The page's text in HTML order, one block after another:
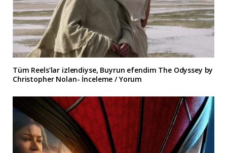
Tüm Reels’lar izlendiyse, Buyrun efendim The Odyssey by
Christopher Nolan- İnceleme / Yorum